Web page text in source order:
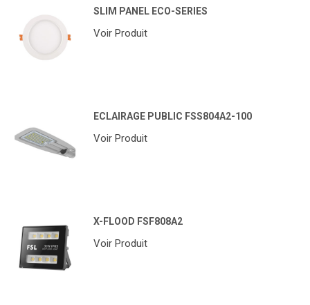
SLIM PANEL ECO-SERIES
Voir Produit
ECLAIRAGE PUBLIC FSS804A2-100
Voir Produit
X-FLOOD FSF808A2
Voir Produit